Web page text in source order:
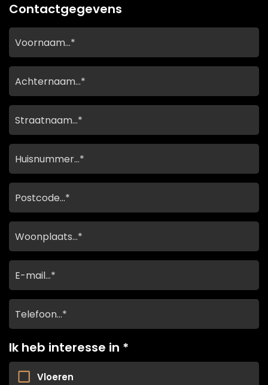
Contactgegevens
Voornaam
Achternaam
Straatnaam…
*
Huisnummer…
*
Contactgegevens
Contactgegevens
E-
mail…
Telefoon…
Ik heb interesse in *
Vloeren